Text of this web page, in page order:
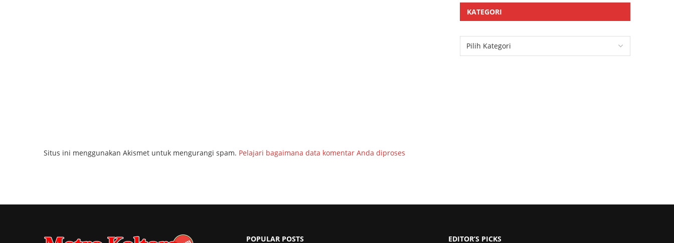
Situs ini menggunakan Akismet untuk mengurangi spam. Pelajari bagaimana data komentar Anda diproses
KATEGORI
POPULAR POSTS EDITOR’S PICKS